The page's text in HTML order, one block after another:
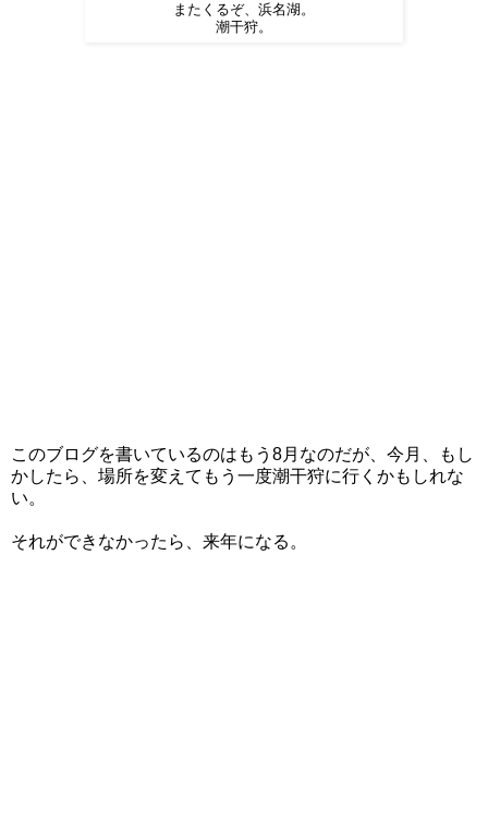
またくるぞ、浜名湖。
潮干狩。
このブログを書いているのはもう8月なのだが、今月、もし
かしたら、場所を変えてもう一度潮干狩に行くかもしれな
い。
それができなかったら、来年になる。